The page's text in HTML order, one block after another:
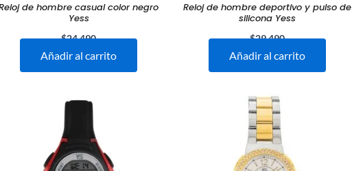
de hombre casual color negro
Yess
$24.490
Añadir al carrito
Reloj de hombre deportivo y pulso de
silicona Yess
$29.490
Añadir al carrito